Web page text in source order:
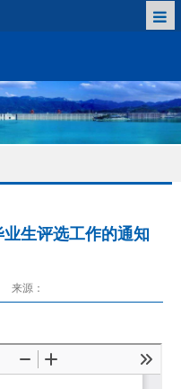
生评选工作的通知
来源：